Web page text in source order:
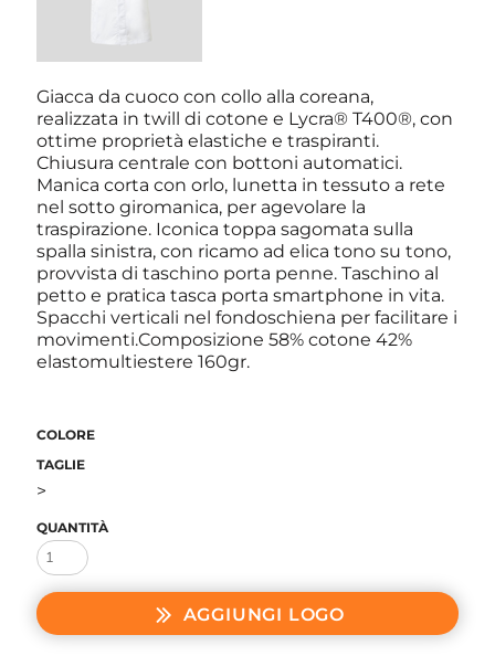
Giacca da cuoco con collo alla coreana,
realizzata in twill di cotone e Lycra® T400®, con
ottime proprietà elastiche e traspiranti.
Chiusura centrale con bottoni automatici.
Manica corta con orlo, lunetta in tessuto a rete
nel sotto giromanica, per agevolare la
traspirazione. Iconica toppa sagomata sulla
spalla sinistra, con ricamo ad elica tono su tono,
provvista di taschino porta penne. Taschino al
petto e pratica tasca porta smartphone in vita.
Spacchi verticali nel fondoschiena per facilitare i
movimenti.Composizione 58% cotone 42%
elastomultiestere 160gr.
COLORE
TAGLIE
>
QUANTITÀ
AGGIUNGI LOGO